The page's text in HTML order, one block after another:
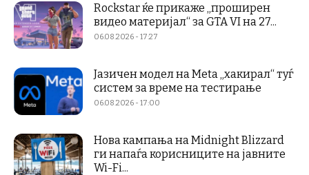
Rockstar ќе прикаже „проширен
видео материјал“ за GTA VI на 27...
06.08.2026 - 17:27
Јазичен модел на Meta „хакирал“ туѓ
систем за време на тестирање
06.08.2026 - 17:00
Нова кампања на Midnight Blizzard
ги напаѓа корисниците на јавните
Wi-Fi...